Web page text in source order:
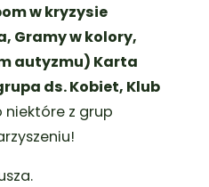
w kryzysie
Gramy w kolory,
autyzmu) Karta
ds. Kobiet, Klub
niektóre z grup